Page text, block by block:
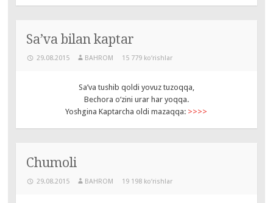
Sa’va bilan kaptar
29.08.2015 BAHROM 15 779 ko‘rishlar
Sa’va tushib qoldi yovuz tuzoqqa,
Bechora o‘zini urar har yoqqa.
Yoshgina Kaptarcha oldi mazaqqa: >>>>
Chumoli
29.08.2015 BAHROM 19 198 ko‘rishlar